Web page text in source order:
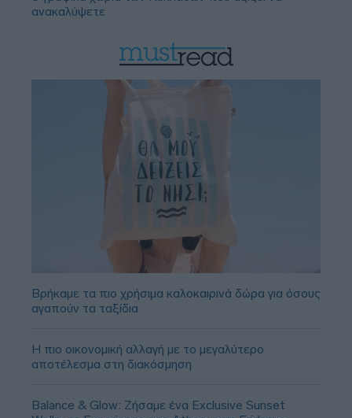
ανακαλύψετε
Βρήκαμε τα πιο χρήσιμα καλοκαιρινά δώρα για όσους
αγαπούν τα ταξίδια
Η πιο οικονομική αλλαγή με το μεγαλύτερο
αποτέλεσμα στη διακόσμηση
Balance & Glow: Ζήσαμε ένα Exclusive Sunset